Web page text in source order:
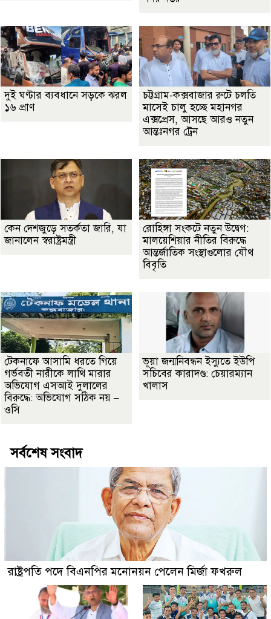
দুই ঘণ্টার ব্যবধানে সড়কে ঝরল
১৬ প্রাণ
চট্টগ্রাম-কক্সবাজার রুটে চলতি
মাসেই চালু হচ্ছে মহানগর
এক্সপ্রেস, আসছে আরও নতুন
আন্তঃনগর ট্রেন
কেন দেশজুড়ে সতর্কতা জারি, যা
জানালেন স্বরাষ্ট্রমন্ত্রী
রোহিঙ্গা সংকটে নতুন উদ্বেগ:
মালয়েশিয়ার নীতির বিরুদ্ধে
আন্তর্জাতিক সংস্থাগুলোর যৌথ
বিবৃতি
টেকনাফে আসামি ধরতে গিয়ে
গর্ভবতী নারীকে লাথি মারার
অভিযোগ এসআই দুলালের
বিরুদ্ধে: অভিযোগ সঠিক নয় –
ওসি
ভূয়া জন্মনিবন্ধন ইস্যুতে ইউপি
সচিবের কারাদণ্ড: চেয়ারম্যান
খালাস
সর্বশেষ সংবাদ
রাষ্ট্রপতি পদে বিএনপির মনোনয়ন পেলেন মির্জা ফখরুল